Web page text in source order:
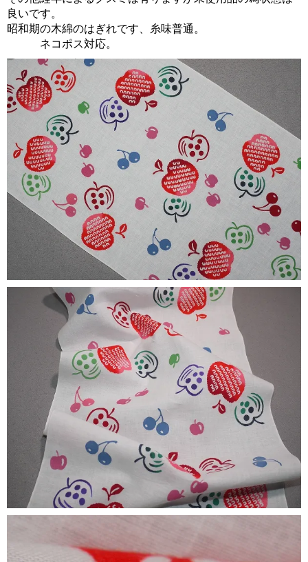
良いです。
昭和期の木綿のはぎれです、糸味普通。
ネコポス対応。